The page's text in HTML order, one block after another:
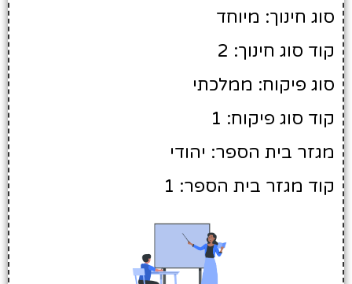
סוג חינוך: מיוחד
קוד סוג חינוך: 2
סוג פיקוח: ממלכתי
קוד סוג פיקוח: 1
מגזר בית הספר: יהודי
קוד מגזר בית הספר: 1